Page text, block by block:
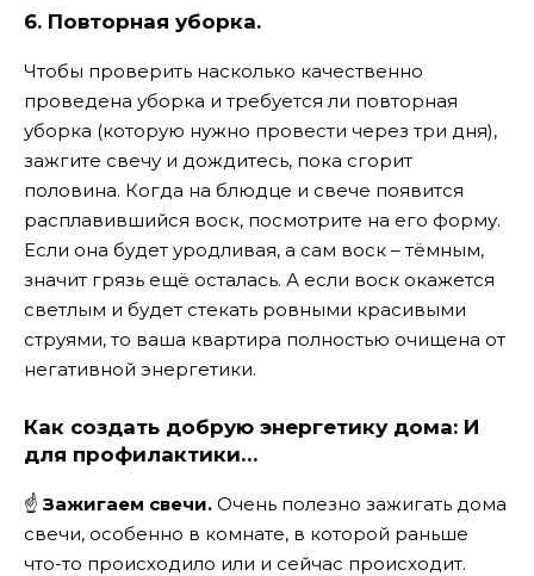
6. Повторная уборка.
Чтобы проверить насколько качественно
проведена уборка и требуется ли повторная
уборка (которую нужно провести через три дня),
зажгите свечу и дождитесь, пока сгорит
половина. Когда на блюдце и свече появится
расплавившийся воск, посмотрите на его форму.
Если она будет уродливая, а сам воск – тёмным,
значит грязь ещё осталась. А если воск окажется
светлым и будет стекать ровными красивыми
струями, то ваша квартира полностью очищена от
негативной энергетики.
Как создать добрую энергетику дома: И
для профилактики…
☝ Зажигаем свечи. Очень полезно зажигать дома
свечи, особенно в комнате, в которой раньше
что-то происходило или и сейчас происходит.